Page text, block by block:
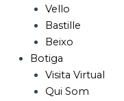
Vello
Bastille
Beixo
Botiga
Visita Virtual
Qui Som